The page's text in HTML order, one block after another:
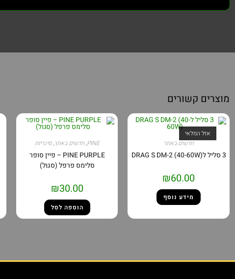
מוצרים קשורים
אזל המלאי
חדשים באתר
3 סליל לDRAG S DM-2 (40-60W)
₪60.00
מידע נוסף
PINE
,חדשים באתר,סיגריות
PINE PURPLE – פיין סופר
סלימס פרפל (סגול)
₪30.00
הוספה לסל